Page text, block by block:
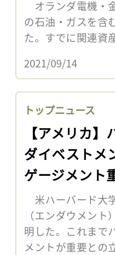
オランダ電機・
の石油・ガスを含
た。すでに関連
2021/09/14
トップニュース
【アメリカ
ダイベストメ
ゲージメント
米ハーバード大
（エンダウメン
明した。これまで
メントが重要との